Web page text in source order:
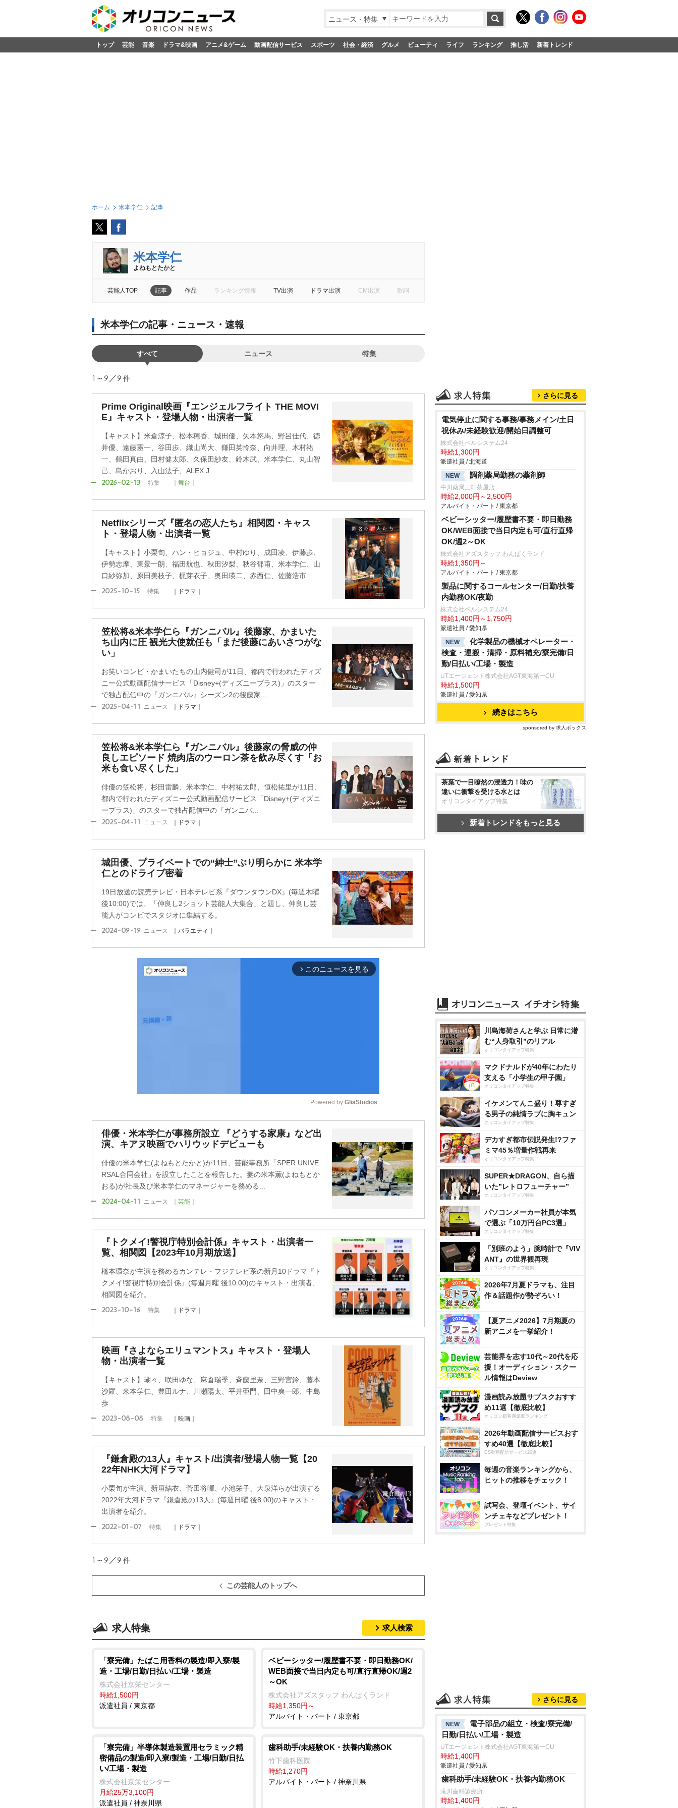
ニュース・特集
トップ 芸能 音楽 ドラマ&映画 アニメ&ゲーム 動画配信サービス スポーツ 社会・経済 グルメ ビューティ ライフ ランキング 推し活 新着トレンド
ホーム 米本学仁 記事
米本学仁
よねもとたかと
芸能人TOP 記事 作品 ランキング情報 TV出演 ドラマ出演 CM出演 歌詞
米本学仁の記事・ニュース・速報
すべて ニュース 特集
1～9／9 件
Prime Original映画『エンジェルフライト THE MOVI
E』キャスト・登場人物・出演者一覧
【キャスト】米倉涼子、松本穂香、城田優、矢本悠馬、野呂佳代、徳
井優、遠藤憲一、谷田歩、織山尚大、鎌田英怜奈、向井理、木村祐
一、鶴田真由、田村健太郎、久保田紗友、鈴木武、米本学仁、丸山智
己、島かおり、入山法子、ALEX J
2026-02-13 特集 ｜舞台｜
Netflixシリーズ『匿名の恋人たち』相関図・キャス
ト・登場人物・出演者一覧
【キャスト】小栗旬、ハン・ヒョジュ、中村ゆり、成田凌、伊藤歩、
伊勢志摩、東景一朗、福田航也、秋田汐梨、秋谷郁甫、米本学仁、山
口紗弥加、原田美枝子、梶芽衣子、奥田瑛二、赤西仁、佐藤浩市
2025-10-15 特集 ｜ドラマ｜
笠松将&米本学仁ら『ガンニバル』後藤家、かまいた
ち山内に圧 観光大使就任も「まだ後藤にあいさつがな
い」
お笑いコンビ・かまいたちの山内健司が11日、都内で行われたディズ
ニー公式動画配信サービス「Disney+(ディズニープラス)」のスター
で独占配信中の『ガンニバル』シーズン2の後藤家...
2025-04-11 ニュース ｜ドラマ｜
笠松将&米本学仁ら『ガンニバル』後藤家の脅威の仲
良しエピソード 焼肉店のウーロン茶を飲み尽くす「お
米も食い尽くした」
俳優の笠松将、杉田雷麟、米本学仁、中村祐太郎、恒松祐里が11日、
都内で行われたディズニー公式動画配信サービス「Disney+(ディズニ
ープラス)」のスターで独占配信中の『ガンニバ...
2025-04-11 ニュース ｜ドラマ｜
城田優、プライベートでの“紳士”ぶり明らかに 米本学
仁とのドライブ密着
19日放送の読売テレビ・日本テレビ系『ダウンタウンDX』(毎週木曜
後10:00)では、「仲良し2ショット芸能人大集合」と題し、仲良し芸
能人がコンビでスタジオに集結する。
2024-09-19 ニュース ｜バラエティ｜
arrow_forward_ios このニュースを見る
u
t
e
Powered by GliaStudios
俳優・米本学仁が事務所設立 『どうする家康』など出
演、キアヌ映画でハリウッドデビューも
俳優の米本学仁(よねもとたかと)が11日、芸能事務所「SPER UNIVE
RSAL合同会社」を設立したことを報告した。妻の米本薫(よねもとか
おる)が社長及び米本学仁のマネージャーを務める...
2024-04-11 ニュース ｜芸能｜
『トクメイ!警視庁特別会計係』キャスト・出演者一
覧、相関図【2023年10月期放送】
橋本環奈が主演を務めるカンテレ・フジテレビ系の新月10ドラマ『ト
クメイ!警視庁特別会計係』(毎週月曜 後10:00)のキャスト・出演者、
相関図を紹介。
2023-10-16 特集 ｜ドラマ｜
映画『さよならエリュマントス』キャスト・登場人
物・出演者一覧
【キャスト】瑚々、咲田ゆな、麻倉瑞季、斉藤里奈、三野宮鈴、藤本
沙羅、米本学仁、豊田ルナ、川瀬陽太、平井亜門、田中爽一郎、中島
歩
2023-08-08 特集 ｜映画｜
『鎌倉殿の13人』キャスト/出演者/登場人物一覧【20
22年NHK大河ドラマ】
小栗旬が主演、新垣結衣、菅田将暉、小池栄子、大泉洋らが出演する
2022年大河ドラマ『鎌倉殿の13人』(毎週日曜 後8:00)のキャスト・
出演者を紹介。
2022-01-07 特集 ｜ドラマ｜
1～9／9 件
この芸能人のトップへ
求人特集 求人検索
「寮完備」たばこ用香料の製造/即入寮/製
造・工場/日勤/日払い/工場・製造
株式会社京栄センター
時給1,500円
派遣社員 / 東京都
ベビーシッター/履歴書不要・即日勤務OK/
WEB面接で当日内定も可/直行直帰OK/週2
～OK
株式会社アズスタッフ わんぱくランド
時給1,350円～
アルバイト・パート / 東京都
「寮完備」半導体製造装置用セラミック精
密備品の製造/即入寮/製造・工場/日勤/日払
い/工場・製造
株式会社京栄センター
月給25万3,100円
派遣社員 / 神奈川県
歯科助手/未経験OK・扶養内勤務OK
竹下歯科医院
時給1,270円
アルバイト・パート / 神奈川県
さらに見る
電気停止に関する事務/事務メイン/土日
祝休み/未経験歓迎/開始日調整可
株式会社ベルシステム24
時給1,300円
派遣社員 / 北海道
NEW
調剤薬局勤務の薬剤師
中川薬局三軒茶屋店
時給2,000円～2,500円
アルバイト・パート / 東京都
ベビーシッター/履歴書不要・即日勤務
OK/WEB面接で当日内定も可/直行直帰
OK/週2～OK
株式会社アズスタッフ わんぱくランド
時給1,350円～
アルバイト・パート / 東京都
製品に関するコールセンター/日勤/扶養
内勤務OK/夜勤
株式会社ベルシステム24
時給1,400円～1,750円
派遣社員 / 愛知県
NEW
化学製品の機械オペレーター・
検査・運搬・清掃・原料補充/寮完備/日
勤/日払い/工場・製造
UTエージェント株式会社AGT東海第一CU
時給1,500円
派遣社員 / 愛知県
続きはこちら
sponsored by 求人ボックス
茶葉で一目瞭然の浸透力！味の
違いに衝撃を受ける水とは
オリコンタイアップ特集
新着トレンドをもっと見る
川島海荷さんと学ぶ 日常に潜
む“人身取引”のリアル
オリコンタイアップ特集
マクドナルドが40年にわたり
支える「小学生の甲子園」
オリコンタイアップ特集
イケメンてんこ盛り！尊すぎ
る男子の純情ラブに胸キュン
オリコンタイアップ特集
デカすぎ都市伝説発生!?ファ
ミマ45％増量作戦再来
オリコンタイアップ特集
SUPER★DRAGON、自ら描
いた”レトロフューチャー”
オリコンタイアップ特集
パソコンメーカー社員が本気
で選ぶ「10万円台PC3選」
オリコンタイアップ特集
「別班のよう」腕時計で『VIV
ANT』の世界観再現
オリコンタイアップ特集
2026年7月夏ドラマも、注目
作＆話題作が勢ぞろい！
【夏アニメ2026】7月期夏の
新アニメを一挙紹介！
芸能界を志す10代～20代を応
援！オーディション・スクー
ル情報はDeview
漫画読み放題サブスクおすす
め11選【徹底比較】
オリコン顧客満足度ランキング
2026年動画配信サービスおす
すめ40選【徹底比較】
CS動画配信サービス20選
毎週の音楽ランキングから、
ヒットの推移をチェック！
試写会、登壇イベント、サイ
ンチェキなどプレゼント！
プレゼント特集
さらに見る
NEW
電子部品の組立・検査/寮完備/
日勤/日払い/工場・製造
UTエージェント株式会社AGT東海第一CU
時給1,400円
派遣社員 / 愛知県
歯科助手/未経験OK・扶養内勤務OK
滝川歯科診療所
時給1,400円